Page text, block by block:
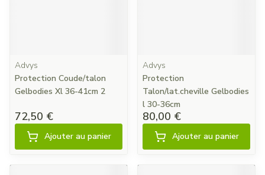
Advys
Protection Coude/talon
Gelbodies Xl 36-41cm 2
72,50 €
Ajouter au panier
Advys
Protection
Talon/lat.cheville Gelbodies
l 30-36cm
80,00 €
Ajouter au panier